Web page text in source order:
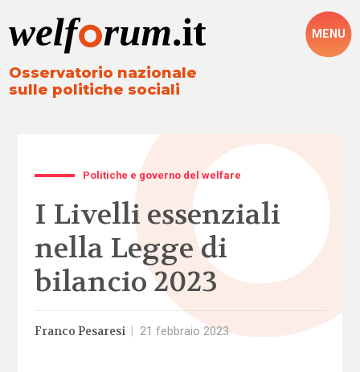
Osservatorio nazionale
sulle politiche sociali
MENU
Politiche e governo del welfare
I Livelli essenziali
nella Legge di
bilancio 2023
Franco Pesaresi 21 febbraio 2023